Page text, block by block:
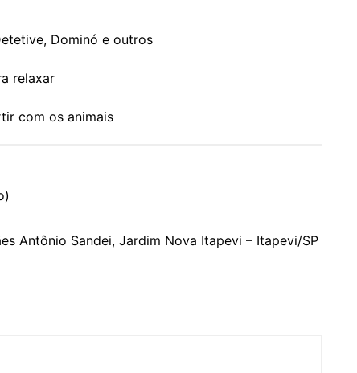
Dominó e outros
relaxar
com os animais
Antônio Sandei, Jardim Nova Itapevi – Itapevi/SP